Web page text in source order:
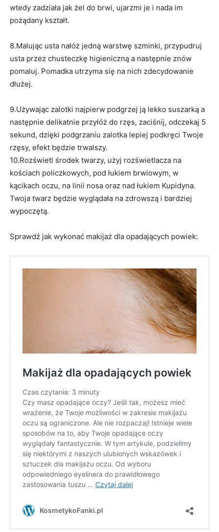
wtedy zadziała jak żel do brwi, ujarzmi je i nada im
pożądany kształt.
8.Malując usta nałóż jedną warstwę szminki, przypudruj
usta przez chusteczkę higieniczną a następnie znów
pomaluj. Pomadka utrzyma się na nich zdecydowanie
dłużej.
9.Używając zalotki najpierw podgrzej ją lekko suszarką a
następnie delikatnie przyłóż do rzęs, zaciśnij, odczekaj 5
sekund, dzięki podgrzaniu zalotka lepiej podkręci Twoje
rzęsy, efekt będzie trwalszy.
10.Rozświetl środek twarzy, użyj rozświetlacza na
kościach policzkowych, pod łukiem brwiowym, w
kącikach oczu, na linii nosa oraz nad łukiem Kupidyna.
Twoja twarz będzie wyglądała na zdrowszą i bardziej
wypoczętą.
Sprawdź jak wykonać makijaż dla opadających powiek: